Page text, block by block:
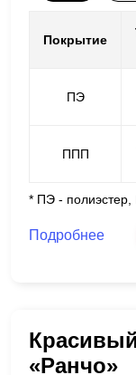
Покрытие
ПЭ
ППП
* ПЭ -
Подробнее
«Ранчо»